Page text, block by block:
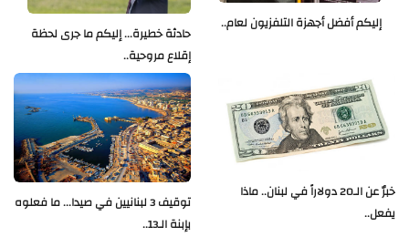
حادثة خطيرة... إليكم ما جرى لحظة
إقلاع مروحية..
إليكم أفضل أجهزة التلفزيون لعام..
توقيف 3 لبنانيين في صيدا... ما فعلوه
بإبنة الـ13..
خبرٌ عن الـ20 دولاراً في لبنان.. ماذا
يفعل..